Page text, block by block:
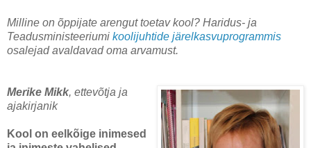
Milline on õppijate arengut toetav kool? Haridus- ja
Teadusministeeriumi koolijuhtide järelkasvuprogrammis
osalejad avaldavad oma arvamust.
Merike Mikk, ettevõtja ja
ajakirjanik
Kool on eelkõige inimesed